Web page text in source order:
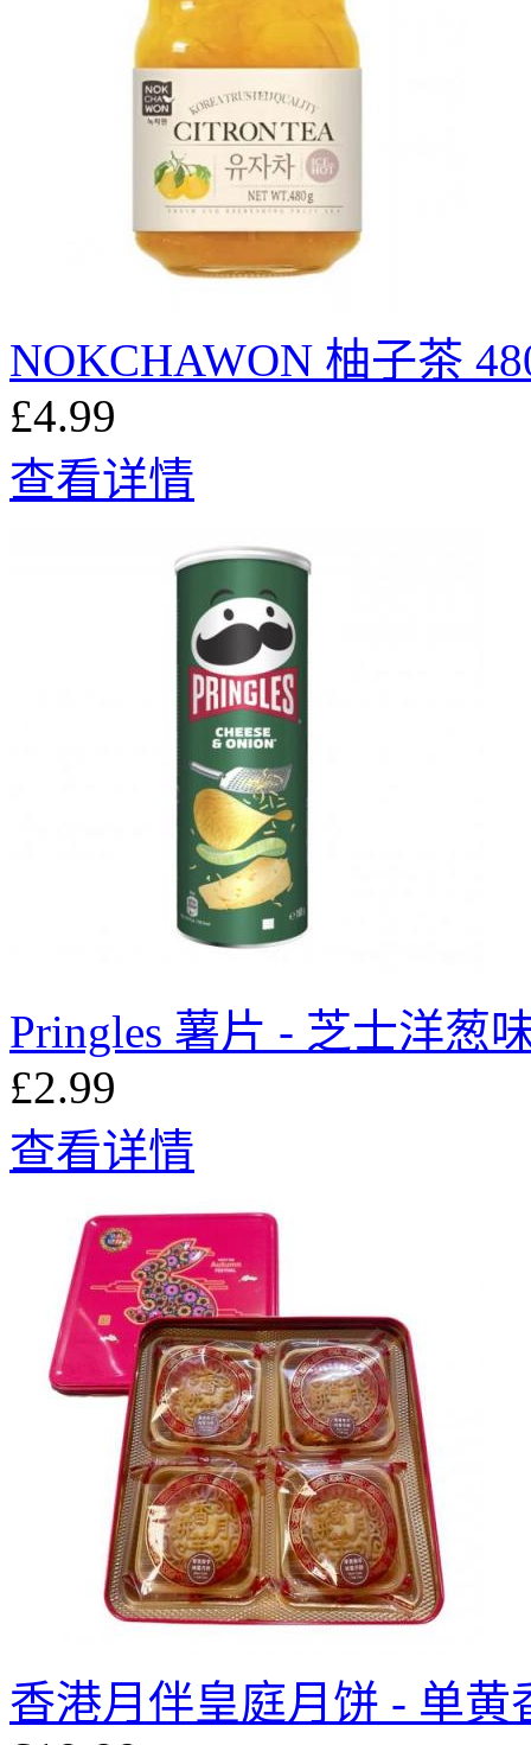
NOKCHAWON 柚子茶
£4.99
查看详情
Pringles 薯片 - 芝士洋葱
£2.99
查看详情
香港月伴皇庭月饼 - 单黄